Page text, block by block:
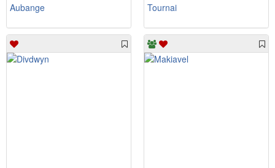
Aubange
Tournai